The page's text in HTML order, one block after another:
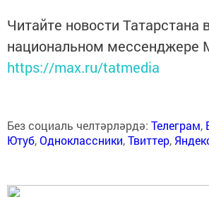
Читайте новости Татарстана
национальном мессенджере
https://max.ru/tatmedia
Без социаль челтәрләрдә: Телеграм,
Ютуб,Одноклассники,Твиттер,